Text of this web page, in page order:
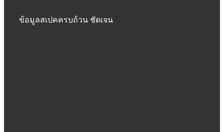
ข้อมูลสเปคครบถ้วน ชัดเจน